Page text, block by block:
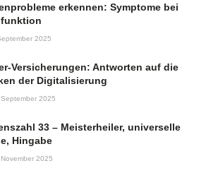
erkennen: Symptome bei
2025
Versicherungen: Antworten auf die
der Digitalisierung
2025
33 – Meisterheiler, universelle
Hingabe
2025